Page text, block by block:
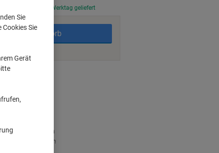
am nächsten Werktag geliefert
In den Warenkorb
Organisation
Prospekthüllen
Sie
Sie
Gerät